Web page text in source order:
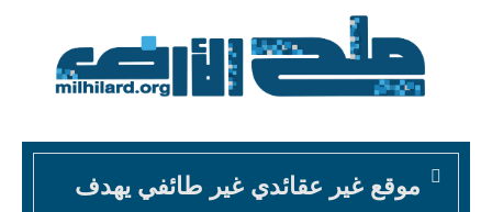
موقع غير عقائدي غير طائفي يهدف